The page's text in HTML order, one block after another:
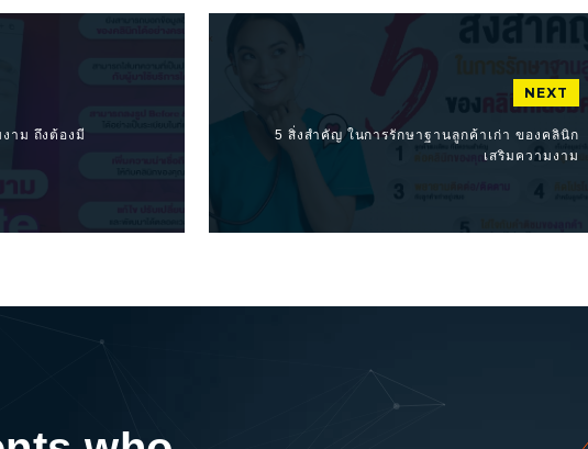
าม ถึงต้องมี
NEXT
5 สิ่งสำคัญ ในการรักษาฐานลูกค้าเก่า ของคลินิก
เสริมความงาม